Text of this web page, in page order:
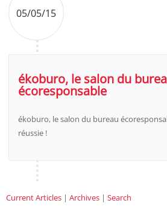
05/05/15
ékoburo, le salon du
écoresponsable
ékoburo, le salon du bureau
réussie !
Current Articles | Archives | Search